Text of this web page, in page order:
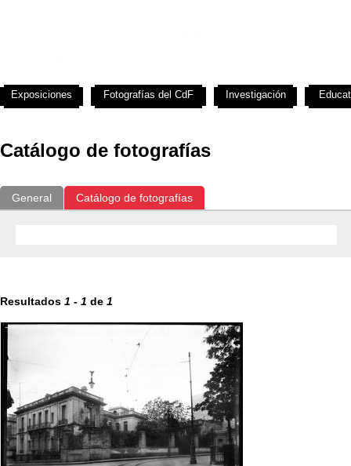
Catálogo de fotografías
General Catálogo de fotografías
Resultados 1 - 1 de 1
Exposiciones Fotografías del CdF Investigación